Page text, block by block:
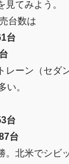
見てみよう。
台数は
台
レーン（セダ
い。
台
台
。北米でシビ